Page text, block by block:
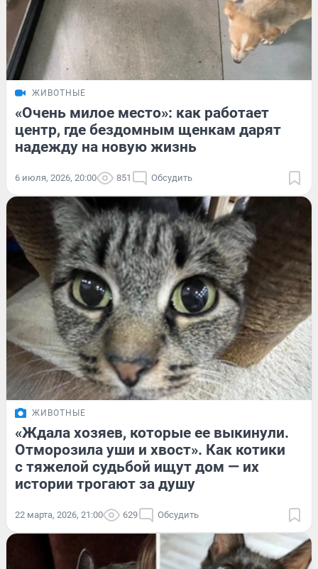
ЖИВОТНЫЕ
«Очень милое место»: как работает
центр, где бездомным щенкам дарят
надежду на новую жизнь
6 июля, 2026, 20:00 851 Обсудить
ЖИВОТНЫЕ
«Ждала хозяев, которые ее выкинули.
Отморозила уши и хвост». Как котики
с тяжелой судьбой ищут дом — их
истории трогают за душу
22 марта, 2026, 21:00 629 Обсудить